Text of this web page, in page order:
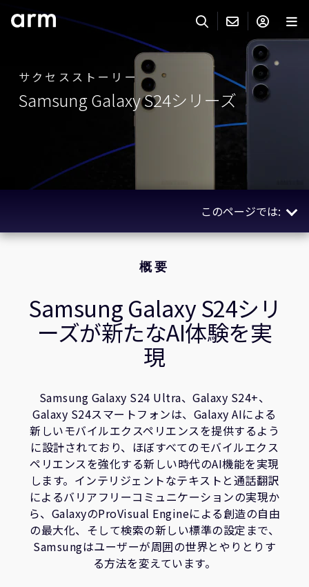
Skip to Footer
サーチ
ARMのお問い合わせ
サポート
企業様向けFlexible Access
その他のお問い合わせ
Arm Integrity Helpline
報道関連
人材採用
IR関連
セキュリティ脆弱性の報告
グローバル本社
110 Fulbourn Road
Cambridge, UK
CB1 9NJ
Tel: + 44(1223) 400 400 [main reception]
Fax: + 44(1223) 400 410
全てのオフィスを見る
ARMアカウント
Armアカウント
ログインしてArmアカウントにアクセスする。
ログイン
製品
パートナー
サポート&トレーニング
企業情報
サクセスストーリー
Samsung Galaxy S24シリーズ
このページでは:
概要
使用されているテクノロジー
概要
Samsung Galaxy S24シリ
ーズが新たなAI体験を実
現
Samsung Galaxy S24 Ultra、Galaxy S24+、
Galaxy S24スマートフォンは、Galaxy AIによる
新しいモバイルエクスペリエンスを提供するよう
に設計されており、ほぼすべてのモバイルエクス
ペリエンスを強化する新しい時代のAI機能を実現
します。インテリジェントなテキストと通話翻訳
によるバリアフリーコミュニケーションの実現か
ら、GalaxyのProVisual Engineによる創造の自由
の最大化、そして検索の新しい標準の設定まで、
Samsungはユーザーが周囲の世界とやりとりす
る方法を変えています。